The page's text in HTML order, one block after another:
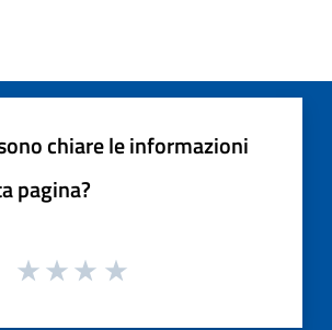
chiare le informazioni
pagina?